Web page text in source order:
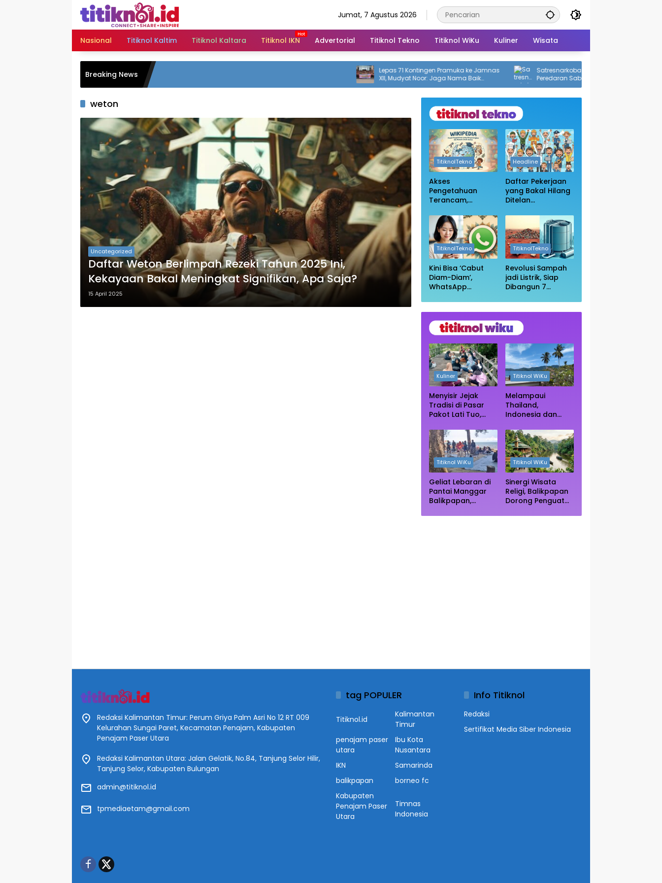
Jumat, 7 Agustus 2026
Nasional Titiknol Kaltim Titiknol Kaltara Titiknol IKN Advertorial Titiknol Tekno Titiknol WiKu Kuliner Wisata
Breaking News
Lepas 71 Kontingen Pramuka ke Jamnas
XII, Mudyat Noor: Jaga Nama Baik
Daerah
Satresnarkoba Polres PPU Bongkar
Peredaran Sabu, Dua Pengedar Diciduk
dengan 12 Paket Narkotika
weton
Uncategorized
Daftar Weton Berlimpah Rezeki Tahun 2025 Ini,
Kekayaan Bakal Meningkat Signifikan, Apa Saja?
15 April 2025
TitiknolTekno
Akses
Pengetahuan
Terancam,
Pembukaan Blokir
Login Wikipedia
Headline
Daftar Pekerjaan
yang Bakal Hilang
Ditelan
Apakah Profesi
Anda Masih
Aman?
TitiknolTekno
Kini Bisa ‘Cabut
Diam-Diam’,
WhatsApp
Keluar Grup
Tanpa Ketahuan
TitiknolTekno
Revolusi Sampah
jadi Listrik, Siap
Dibangun 7
Raksasa dengan
Sekitar 200 MW
Kuliner
Menyisir Jejak
Tradisi di Pasar
Pakot Lati Tuo,
Tengah Rimba
Mangrove Paser
Titiknol WiKu
Melampaui
Thailand,
Indonesia dan
Primadona Wisata
Autentik Dunia
Titiknol WiKu
Geliat Lebaran di
Pantai Manggar
Balikpapan,
Titiknol WiKu
Sinergi Wisata
Religi, Balikpapan
Dorong Penguatan
Redaksi Kalimantan Timur: Perum Griya Palm Asri No 12 RT 009
Kelurahan Sungai Paret, Kecamatan Penajam, Kabupaten
Penajam Paser Utara
Redaksi Kalimantan Utara: Jalan Gelatik, No.84, Tanjung Selor Hilir,
Tanjung Selor, Kabupaten Bulungan
admin@titiknol.id
tpmediaetam@gmail.com
tag POPULER
Titiknol.id
Kalimantan
Timur
penajam paser
utara
Ibu Kota
Nusantara
IKN
Samarinda
balikpapan
borneo fc
Kabupaten
Penajam Paser
Utara
Timnas
Indonesia
Info Titiknol
Redaksi
Sertifikat Media Siber Indonesia